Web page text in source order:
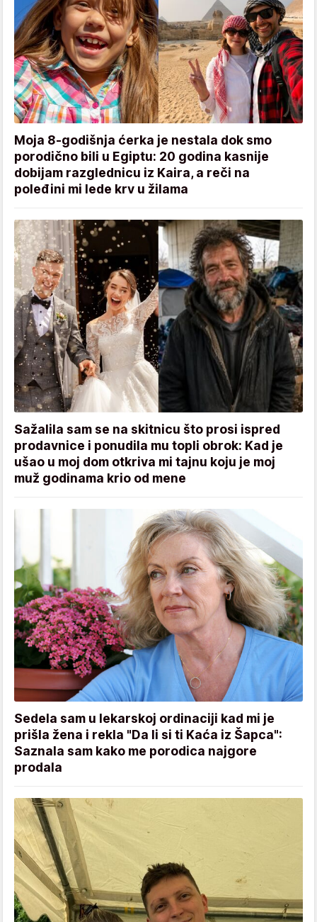
Moja 8-godišnja ćerka je nestala dok smo
porodično bili u Egiptu: 20 godina kasnije
dobijam razglednicu iz Kaira, a reči na
poleđini mi lede krv u žilama
Sažalila sam se na skitnicu što prosi ispred
prodavnice i ponudila mu topli obrok: Kad je
ušao u moj dom otkriva mi tajnu koju je moj
muž godinama krio od mene
Sedela sam u lekarskoj ordinaciji kad mi je
prišla žena i rekla "Da li si ti Kaća iz Šapca":
Saznala sam kako me porodica najgore
prodala